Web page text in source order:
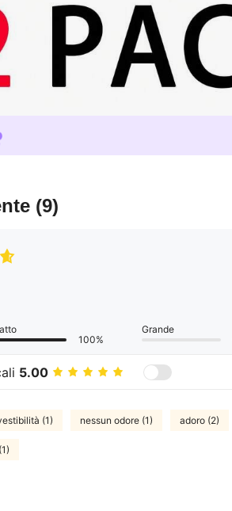
(9)
100%
Grande
5.00
(1) nessun odore (1) adoro (2)